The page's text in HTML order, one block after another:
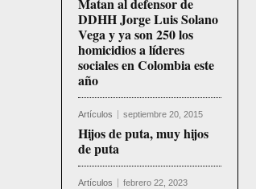
Matan al defensor de
DDHH Jorge Luis Solano
Vega y ya son 250 los
homicidios a líderes
sociales en Colombia este
año
Artículos septiembre 20, 2015
Hijos de puta, muy hijos
de puta
Artículos febrero 22, 2023